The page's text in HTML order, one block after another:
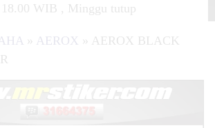
18.00 WIB , Minggu tutup
» AEROX » AEROX BLACK